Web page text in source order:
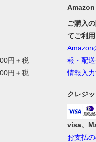
円＋税
円＋税
Amazon
ご購入
てご利用
Amazon
報・配
情報入
クレジッ
visa、
お支払